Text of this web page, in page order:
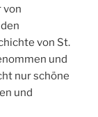
von
von St.
und
nur schöne
und